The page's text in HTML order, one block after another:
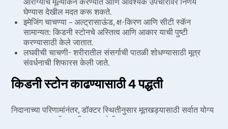
घेण्यास देखील मदत करू शकते.
इमेजिंग चाचण्या – अल्ट्रासाऊंड, क्ष-किरण आणि सीटी स्कॅन
सामान्यत: किडनी स्टोनचे अस्तित्व आणि आकार याची पुष्टी
करण्यासाठी केले जातात.
लघवीची चाचणी- शरीरातील संसर्गाची पातळी शोधण्यासाठी मूत्र
संवर्धनाची शिफारस केली जाते.
किडनी स्टोन काढण्यासाठी 4 पद्धती
निदानाच्या परिणामांनंतर, डॉक्टर स्थितीनुसार मूतखड्यासाठी सर्वात योग्य
उपचार सुरू करतील आणि सल्ला देतील.